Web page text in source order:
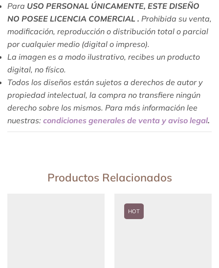
Para USO PERSONAL ÚNICAMENTE, ESTE DISEÑO
NO POSEE LICENCIA COMERCIAL . Prohibida su venta,
modificación, reproducción o distribución total o parcial
por cualquier medio (digital o impreso).
La imagen es a modo ilustrativo, recibes un producto
digital, no físico.
Todos los diseños están sujetos a derechos de autor y
propiedad intelectual, la compra no transfiere ningún
derecho sobre los mismos. Para más información lee
nuestras: condiciones generales de venta y aviso legal.
Productos Relacionados
HOT